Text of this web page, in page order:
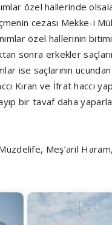
özel hallerinde
cezası Mekke-i
özel hallerinin
sonra erkekler
ise saçlarının
Kıran ve İfrat haccı
bir tavaf daha
Meş’aril